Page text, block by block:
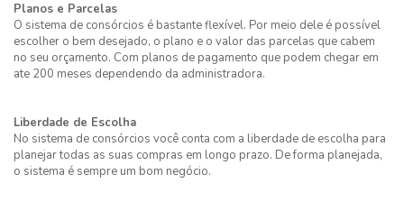
Planos e Parcelas
O sistema de consórcios é bastante flexível. Por meio dele é possível
escolher o bem desejado, o plano e o valor das parcelas que cabem
no seu orçamento. Com planos de pagamento que podem chegar em
ate 200 meses dependendo da administradora.
Liberdade de Escolha
No sistema de consórcios você conta com a liberdade de escolha para
planejar todas as suas compras em longo prazo. De forma planejada,
o sistema é sempre um bom negócio.